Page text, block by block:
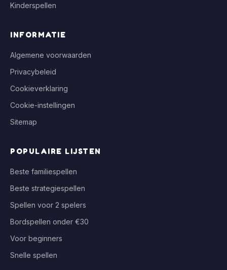
Kinderspellen
INFORMATIE
Algemene voorwaarden
Privacybeleid
Cookieverklaring
Cookie-instellingen
Sitemap
POPULAIRE LIJSTEN
Beste familiespellen
Beste strategiespellen
Spellen voor 2 spelers
Bordspellen onder €30
Voor beginners
Snelle spellen